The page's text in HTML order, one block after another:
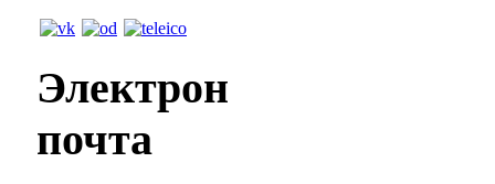
Электрон
почта